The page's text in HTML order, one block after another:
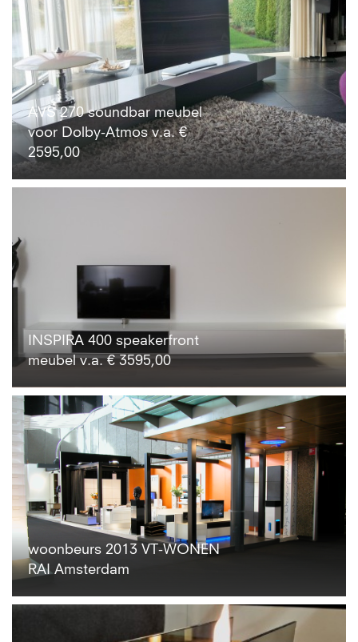
AVS 270 soundbar meubel
voor Dolby-Atmos v.a. €
2595,00
INSPIRA 400 speakerfront
meubel v.a. € 3595,00
woonbeurs 2013 VT-WONEN
RAI Amsterdam